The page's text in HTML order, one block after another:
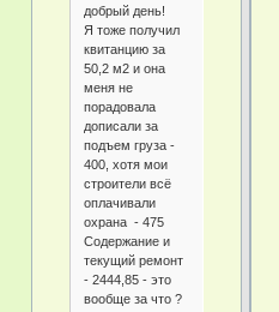
добрый день!
Я тоже получил
квитанцию за
50,2 м2 и она
меня не
порадовала
дописали за
подъем груза -
400, хотя мои
строители всё
оплачивали
охрана - 475
Содержание и
текущий ремонт
- 2444,85 - это
вообще за что ?